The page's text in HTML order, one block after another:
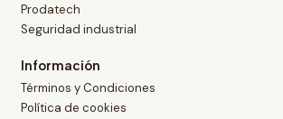
Prodatech
Seguridad industrial
Información
Términos y Condiciones
Política de cookies